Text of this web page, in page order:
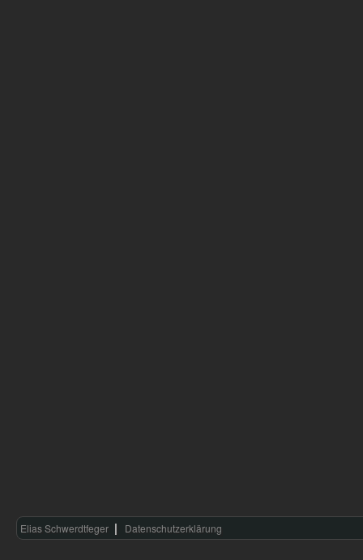
Elias Schwerdtfeger Datenschutzerklärung